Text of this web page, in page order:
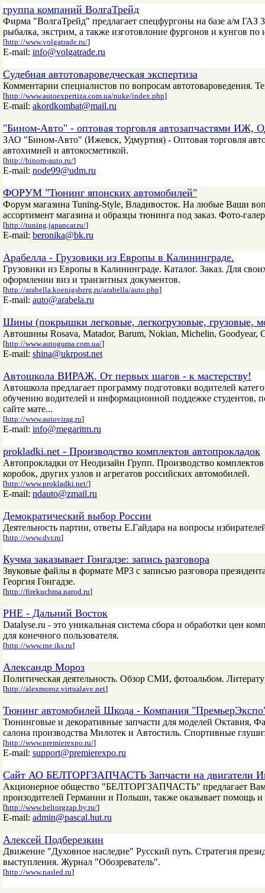
группа компаний ВолгаТрейд
Фирма "ВолгаТрейд" предлагает спецфургоны на базе а/м
рыбалка, экстрим, а также изготовлоние фургонов и кунгов
[http://www.volgatrade.ru/]
E-mail: info@volgatrade.ru
Судебная автотовароведческая экспертиза
Комментарии специалистов по вопросам автотовароведения.
[http://www.autoexpertiza.com.ua/nuke/index.php]
E-mail: akordkombat@mail.ru
"Бином-Авто" - оптовая торговля автозапчастями
ЗАО "Бином-Авто" (Ижевск, Удмуртия) - Оптовая торговля
автохимией и автокосметикой.
[http://binom-auto.ru/]
E-mail: node99@udm.ru
ФОРУМ "Тюнинг японских автомобилей"
Форум магазина Tuning-Style, Владивосток. На любые Ваши
ассортимент магазина и образцы тюнинга под заказ. Фото-
[http://tuning.japancar.ru/]
E-mail: beronika@bk.ru
Арабелла - Грузовики из Европы в Калининграде.
Грузовики из Европы в Калининграде. Каталог. Заказ. Для
оформлении виз и транзитных документов.
[http://arabella.koenigsberg.ru/arabella/auto.php]
E-mail: auto@arabela.ru
Шины (покрышки легковые, легкогрузовые, грузовые,
Автошины Rosava, Matador, Barum, Nokian, Michelin, Goodyear,
[http://www.autoguma.com.ua/]
E-mail: shina@ukrpost.net
Автошкола ВИРАЖ. От первых шагов - к мастерству!
Автошкола предлагает программу подготовки водителей
обучению водителей и информационной поддежке
сайте мате...
[http://www.autovirag.ru]
E-mail: info@megaritm.ru
prokladki.net - Производство комплектов автопрокладок
Автопрокладки от Неодизайн Групп. Производство
коробок, других узлов и агрегатов российских автомобилей.
[http://www.prokladki.net/]
E-mail: ndauto@zmail.ru
Демократический выбор России
Деятельность партии, ответы Е.Гайдара на вопросы
[http://www.dvr.ru]
Кучма заказывает Гонгадзе: запись разговора
Звуковые файлы в формате MP3 с записью разговора
Георгия Гонгадзе.
[http://firekuchma.narod.ru]
РНЕ - Дальний Восток
Datalyse.ru - это уникальная система сбора и обработки цен
для конечного пользователя.
[http://www.rne.iks.ru]
Александр Мороз
Политическая деятельность. Обзор СМИ, фотоальбом.
[http://alexmoroz.virtualave.net]
Тюнинг автомобилей Шкода - Компания
Тюнинговые и декоративные запчасти для моделей Октавия,
салона производства Милотек и Автостиль. Спортивные
[http://www.premierexpo.ru/]
E-mail: support@premierexpo.ru
Сайт АО БЕЛТОРГЗАПЧАСТЬ Запчасти на двигатели
Акционерное общество "БЕЛТОРГЗАПЧАСТЬ" предлагает Вам
произодителей Германии и Польши, также оказывает помощь
[http://www.beltorgzap.by.ru/]
E-mail: admin@pascal.hut.ru
Алексей Подберезкин
Движение "Духовное наследие" Русский путь. Стратегия
выступления. Журнал "Обозреватель".
[http://www.nasled.ru]